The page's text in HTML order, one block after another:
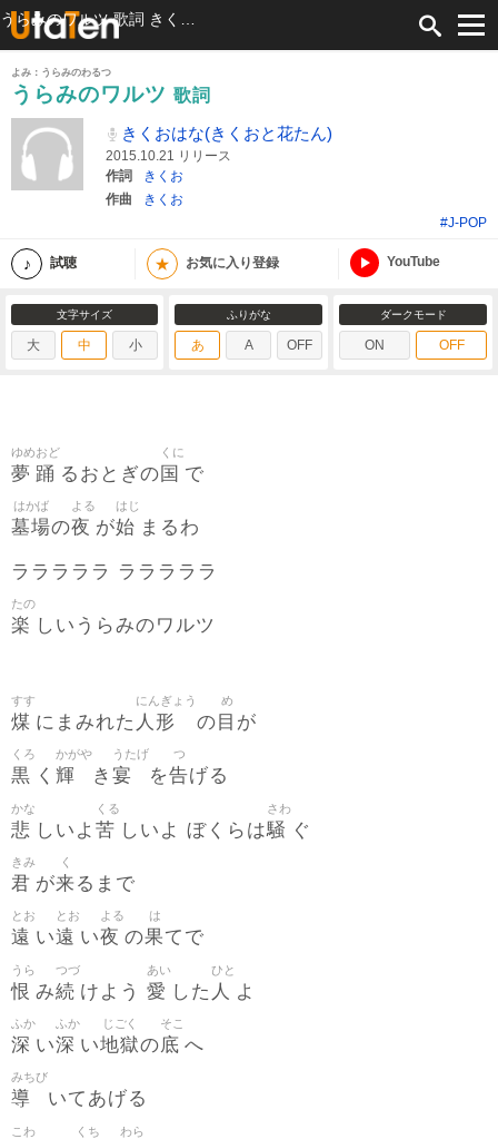
よみ：うらみのわるつ
うらみのワルツ 歌詞
きくおはな(きくおと花たん)
2015.10.21 リリース
作詞
きくお
作曲
きくお
#J-POP
試聴 ★ お気に入り登録 YouTube
文字サイズ
大 中 小
ふりがな
あ A OFF
ダークモード
ON OFF
夢
ゆめ
踊
おど
るおとぎの国
くに
で
墓場
はかば
の夜
よる
が始
はじ
まるわ
ラララララ ラララララ
楽
たの
しいうらみのワルツ
煤
すす
にまみれた 人形
にんぎょう
の 目
め
が
黒
くろ
く 輝
かがや
き 宴
うたげ
を告
つ
げる
悲
かな
しいよ 苦
くる
しいよ ぼくらは騒
さわ
ぐ
君
きみ
が来
く
るまで
遠
とお
い遠
とお
い夜
よる
の果
は
てで
恨
うら
み続
つづ
けよう 愛
あい
した 人
ひと
よ
深
ふか
い深
ふか
い地獄
じごく
の底
そこ
へ
導
みちび
いてあげる
こわ くち わら